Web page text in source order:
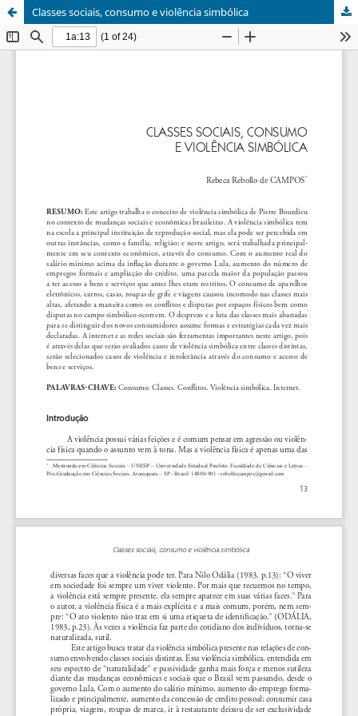
Classes sociais, consumo e violência simbólica